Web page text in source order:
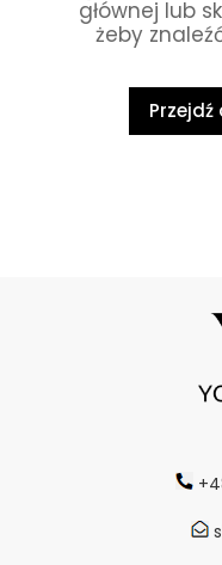
głównej lub
żeby
Przejdź